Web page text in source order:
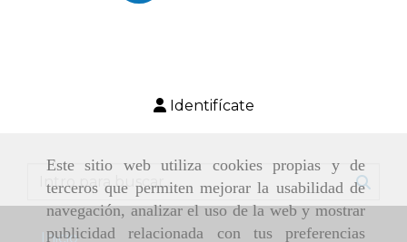
Este sitio web utiliza cookies propias y de
terceros que permiten mejorar la usabilidad de
navegación, analizar el uso de la web y mostrar
publicidad relacionada con tus preferencias
Identifícate
Inicio